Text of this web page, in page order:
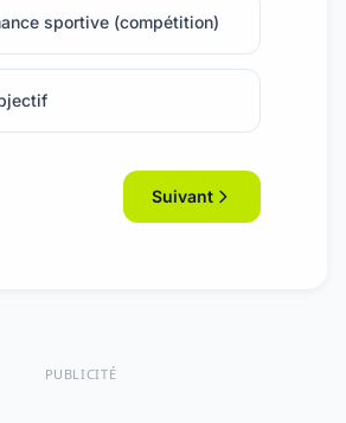
sportive (compétition)
Suivant
PUBLICITÉ